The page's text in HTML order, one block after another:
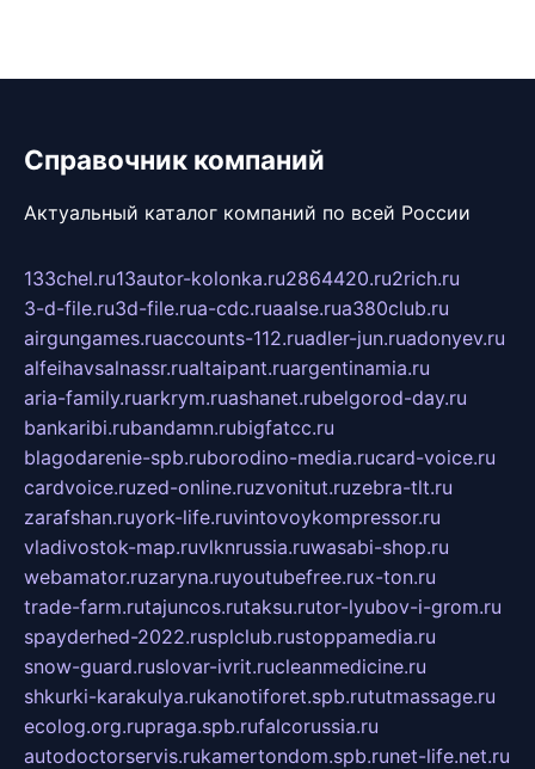
Справочник компаний
Актуальный каталог компаний по всей России
133chel.ru13autor-kolonka.ru2864420.ru2rich.ru
3-d-file.ru3d-file.rua-cdc.ruaalse.rua380club.ru
airgungames.ruaccounts-112.ruadler-jun.ruadonyev.ru
alfeihavsalnassr.rualtaipant.ruargentinamia.ru
aria-family.ruarkrym.ruashanet.rubelgorod-day.ru
bankaribi.rubandamn.rubigfatcc.ru
blagodarenie-spb.ruborodino-media.rucard-voice.ru
cardvoice.ruzed-online.ruzvonitut.ruzebra-tlt.ru
zarafshan.ruyork-life.ruvintovoykompressor.ru
vladivostok-map.ruvlknrussia.ruwasabi-shop.ru
webamator.ruzaryna.ruyoutubefree.rux-ton.ru
trade-farm.rutajuncos.rutaksu.rutor-lyubov-i-grom.ru
spayderhed-2022.rusplclub.rustoppamedia.ru
snow-guard.ruslovar-ivrit.rucleanmedicine.ru
shkurki-karakulya.rukanotiforet.spb.rututmassage.ru
ecolog.org.rupraga.spb.rufalcorussia.ru
autodoctorservis.rukamertondom.spb.runet-life.net.ru